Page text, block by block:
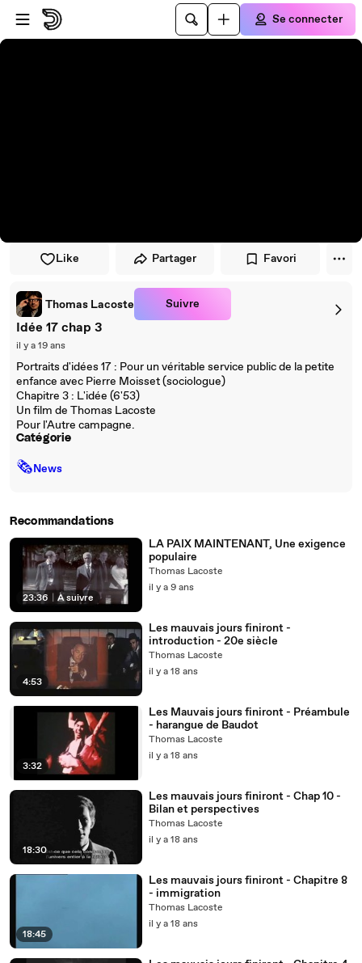
Passer au player
Passer au contenu principal
Se connecter
Like Partager Favori
Thomas Lacoste Suivre
Idée 17 chap 3
il y a 19 ans
Portraits d'idées 17 : Pour un véritable service public de la petite
enfance avec Pierre Moisset (sociologue)
Chapitre 3 : L'idée (6'53)
Un film de Thomas Lacoste
Pour l'Autre campagne.
Catégorie
🗞News
Recommandations
23:36 À suivre
LA PAIX MAINTENANT, Une exigence
populaire
Thomas Lacoste
il y a 9 ans
4:53
Les mauvais jours finiront -
introduction - 20e siècle
Thomas Lacoste
il y a 18 ans
3:32
Les Mauvais jours finiront - Préambule
- harangue de Baudot
Thomas Lacoste
il y a 18 ans
18:30
Les mauvais jours finiront - Chap 10 -
Bilan et perspectives
Thomas Lacoste
il y a 18 ans
18:45
Les mauvais jours finiront - Chapitre 8
- immigration
Thomas Lacoste
il y a 18 ans